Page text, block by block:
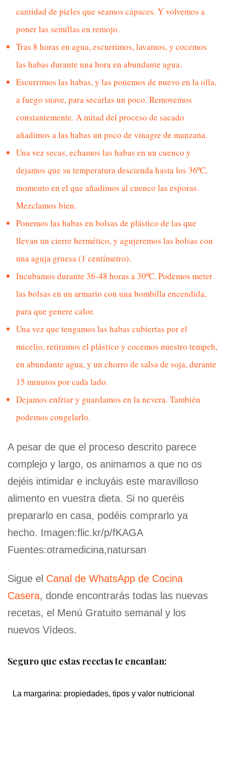
cantidad de pieles que seamos capaces. Y volvemos a
poner las semillas en remojo.
Tras 8 horas en agua, escurrimos, lavamos, y cocemos
las habas durante una hora en abundante agua.
Escurrimos las habas, y las ponemos de nuevo en la olla,
a fuego suave, para secarlas un poco. Removemos
constantemente. A mitad del proceso de sacado
añadimos a las habas un poco de vinagre de manzana.
Una vez secas, echamos las habas en un cuenco y
dejamos que su temperatura descienda hasta los 36ºC,
momento en el que añadimos al cuenco las esporas.
Mezclamos bien.
Ponemos las habas en bolsas de plástico de las que
llevan un cierre hermético, y agujeremos las bolsas con
una aguja gruesa (1 centímetro).
Incubamos durante 36-48 horas a 30ºC. Podemos meter
las bolsas en un armario con una bombilla encendida,
para que genere calor.
Una vez que tengamos las habas cubiertas por el
micelio, retiramos el plástico y cocemos nuestro tempeh,
en abundante agua, y un chorro de salsa de soja, durante
15 minutos por cada lado.
Dejamos enfriar y guardamos en la nevera. También
podemos congelarlo.
A pesar de que el proceso descrito parece
complejo y largo, os animamos a que no os
dejéis intimidar e incluyáis este maravilloso
alimento en vuestra dieta. Si no queréis
prepararlo en casa, podéis comprarlo ya
hecho. Imagen:flic.kr/p/fKAGA
Fuentes:otramedicina,natursan
Sigue el Canal de WhatsApp de Cocina
Casera, donde encontrarás todas las nuevas
recetas, el Menú Gratuito semanal y los
nuevos Vídeos.
Seguro que estas recetas te encantan:
La margarina: propiedades, tipos y valor nutricional